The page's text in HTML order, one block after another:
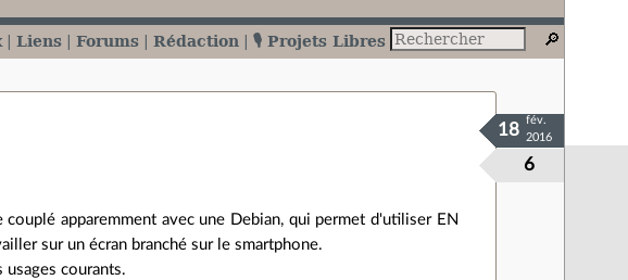
Liens Forums Rédaction 🎙️ Projets Libres
6
18
fév.
2016
apparemment avec une Debian, qui permet d'utiliser EN
sur un écran branché sur le smartphone.
courants.